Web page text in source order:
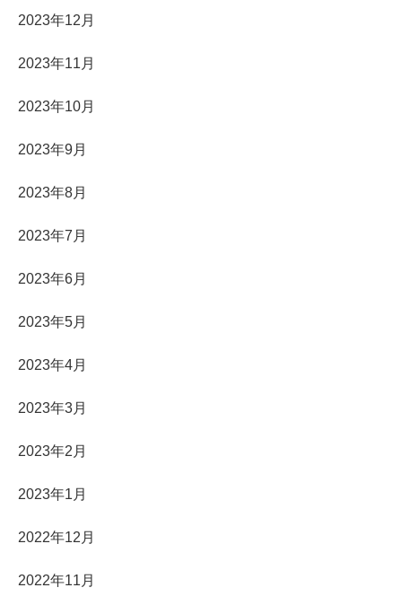
2023年12月
2023年11月
2023年10月
2023年9月
2023年8月
2023年7月
2023年6月
2023年5月
2023年4月
2023年3月
2023年2月
2023年1月
2022年12月
2022年11月